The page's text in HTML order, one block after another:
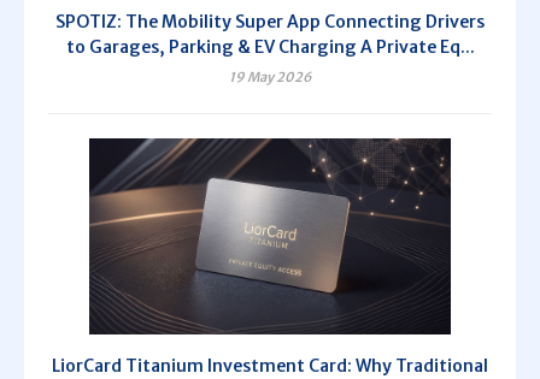
SPOTIZ: The Mobility Super App Connecting Drivers
to Garages, Parking & EV Charging A Private Eq...
19 May 2026
LiorCard Titanium Investment Card: Why Traditional